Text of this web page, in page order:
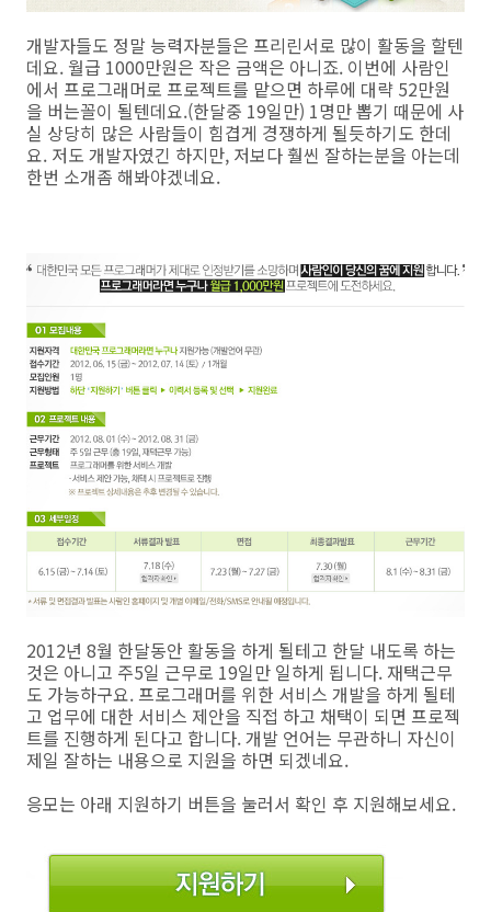
개발자들도 정말 능력자분들은 프리린서로 많이 활동을 할텐
데요. 월급 1000만원은 작은 금액은 아니죠. 이번에 사람인
에서 프로그래머로 프로젝트를 맡으면 하루에 대략 52만원
을 버는꼴이 될텐데요.(한달중 19일만) 1명만 뽑기 때문에 사
실 상당히 많은 사람들이 힘겹게 경쟁하게 될듯하기도 한데
요. 저도 개발자였긴 하지만, 저보다 훨씬 잘하는분을 아는데
한번 소개좀 해봐야겠네요.
2012년 8월 한달동안 활동을 하게 될테고 한달 내도록 하는
것은 아니고 주5일 근무로 19일만 일하게 됩니다. 재택근무
도 가능하구요. 프로그래머를 위한 서비스 개발을 하게 될테
고 업무에 대한 서비스 제안을 직접 하고 채택이 되면 프로젝
트를 진행하게 된다고 합니다. 개발 언어는 무관하니 자신이
제일 잘하는 내용으로 지원을 하면 되겠네요.
응모는 아래 지원하기 버튼을 눌러서 확인 후 지원해보세요.